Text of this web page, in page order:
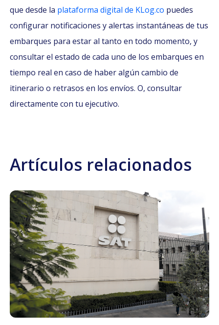
que desde la plataforma digital de KLog.co puedes
configurar notificaciones y alertas instantáneas de tus
embarques para estar al tanto en todo momento, y
consultar el estado de cada uno de los embarques en
tiempo real en caso de haber algún cambio de
itinerario o retrasos en los envíos. O, consultar
directamente con tu ejecutivo.
Artículos relacionados